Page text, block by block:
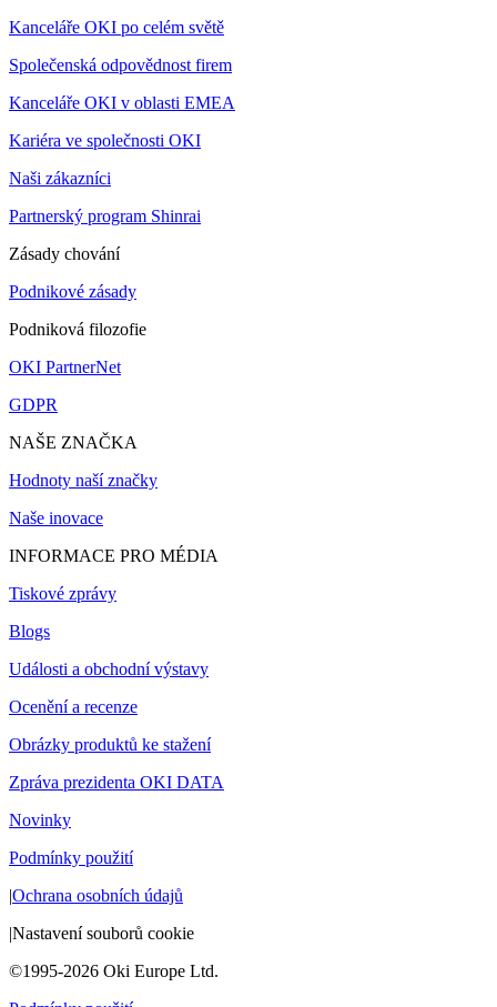
Kanceláře OKI po celém světě
Společenská odpovědnost firem
Kanceláře OKI v oblasti EMEA
Kariéra ve společnosti OKI
Naši zákazníci
Partnerský program Shinrai
Zásady chování
Podnikové zásady
Podniková filozofie
OKI PartnerNet
GDPR
NAŠE ZNAČKA
Hodnoty naší značky
Naše inovace
INFORMACE PRO MÉDIA
Tiskové zprávy
Blogs
Události a obchodní výstavy
Ocenění a recenze
Obrázky produktů ke stažení
Zpráva prezidenta OKI DATA
Novinky
Podmínky použití
|Ochrana osobních údajů
|Nastavení souborů cookie
©1995-2026 Oki Europe Ltd.